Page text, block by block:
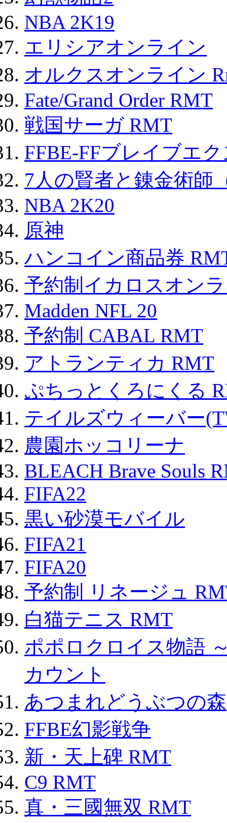
NBA 2K19
エリシアオンライン
オルクスオンライン
Fate/Grand Order RMT
戦国サーガ RMT
FFBE-FFブレイブエ
7人の賢者と錬金術師
NBA 2K20
原神
ハンコイン商品券
予約制イカロスオン
Madden NFL 20
予約制 CABAL RMT
アトランティカ RMT
ぷちっとくろにくる
テイルズウィーバー
農園ホッコリーナ
BLEACH Brave Souls
FIFA22
黒い砂漠モバイル
FIFA21
FIFA20
予約制 リネージュ
白猫テニス RMT
ポポロクロイス物語
カウント
あつまれどうぶつの森
FFBE幻影戦争
新・天上碑 RMT
C9 RMT
真・三國無双 RMT